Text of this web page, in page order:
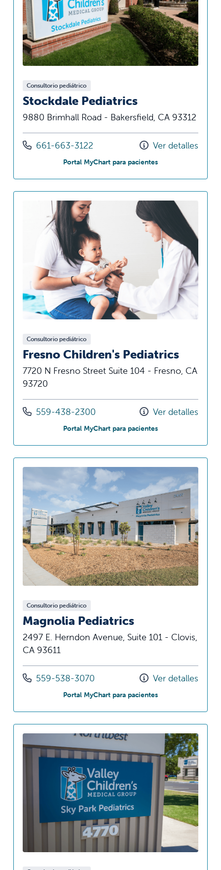
Consultorio pediátrico
Stockdale Pediatrics
9880 Brimhall Road - Bakersfield, CA 93312
Llámenos al
661-663-3122 Ver detalles
Portal MyChart para pacientesen Stockdale
Consultorio pediátrico
Fresno Children's Pediatrics
7720 N Fresno Street Suite 104 - Fresno, CA
93720
Llámenos al
559-438-2300 Ver detalles
Portal MyChart para pacientesen Fresno
Consultorio pediátrico
Magnolia Pediatrics
2497 E. Herndon Avenue, Suite 101 - Clovis,
CA 93611
Llámenos al
559-538-3070 Ver detalles
Portal MyChart para pacientesen Magnolia